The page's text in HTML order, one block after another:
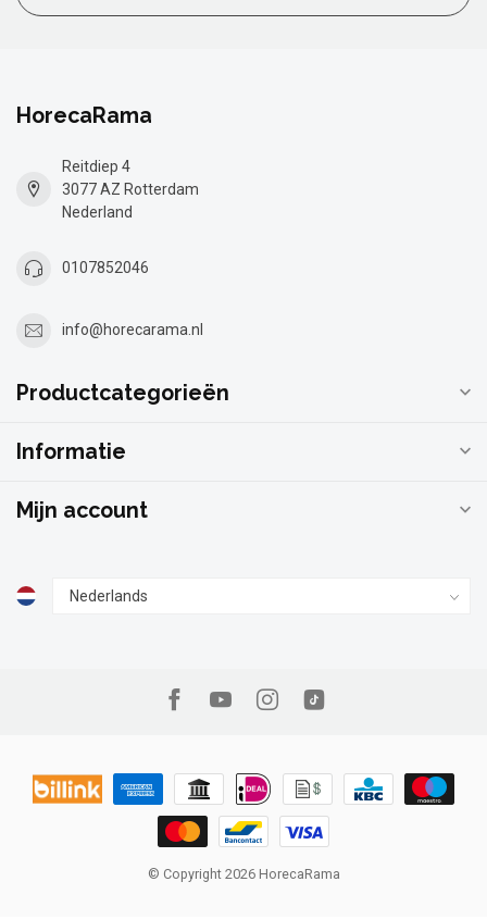
HorecaRama
Reitdiep 4
3077 AZ Rotterdam
Nederland
0107852046
info@horecarama.nl
Productcategorieën
Informatie
Mijn account
© Copyright 2026 HorecaRama